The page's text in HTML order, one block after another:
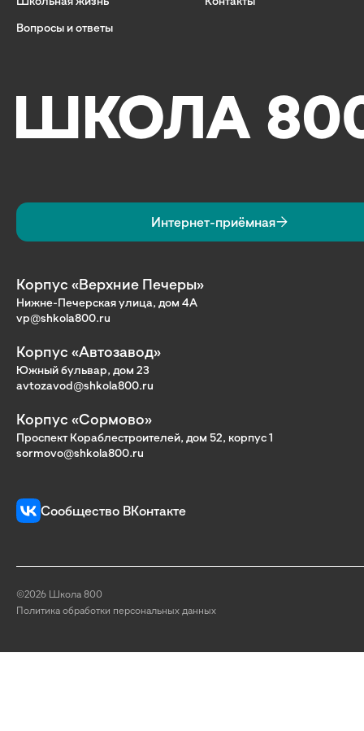
Вопросы и ответы
Интернет-приёмная
Корпус «Верхние Печеры»
Нижне-Печерская улица, дом 4А
vp@shkola800.ru
Корпус «Автозавод»
Южный бульвар, дом 23
avtozavod@shkola800.ru
Корпус «Сормово»
Проспект Кораблестроителей, дом 52, корпус 1
sormovo@shkola800.ru
Сообщество ВКонтакте
©2026 Школа 800
Политика обработки персональных данных